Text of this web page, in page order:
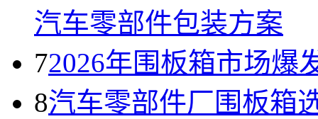
汽车零部件包装方案
72026年围板箱市场爆
8汽车零部件厂围板箱